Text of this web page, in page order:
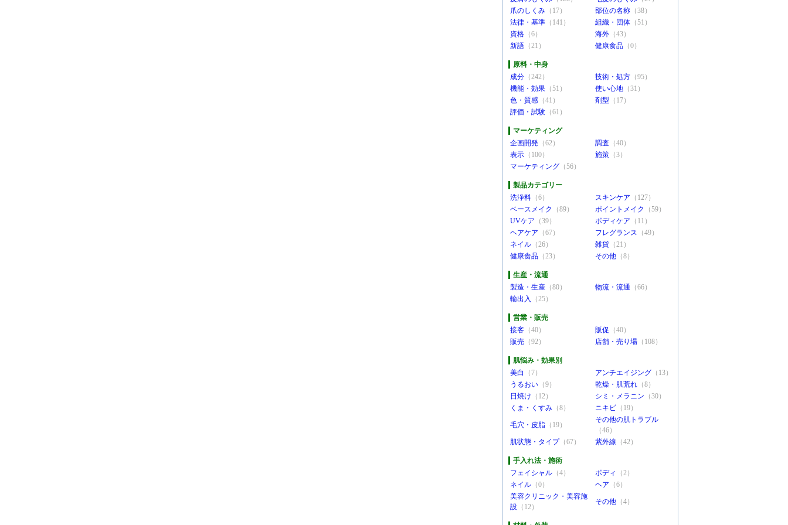
爪のしくみ （17） 部位の名称 （38）
法律・基準 （141） 組織・団体 （51）
資格 （6） 海外 （43）
新語 （21） 健康食品 （0）
原料・中身
成分 （242） 技術・処方 （95）
機能・効果 （51） 使い心地 （31）
色・質感 （41） 剤型 （17）
評価・試験 （61）
マーケティング
企画開発 （62） 調査 （40）
表示 （100） 施策 （3）
マーケティング （56）
製品カテゴリー
洗浄料 （6） スキンケア （127）
ベースメイク
（89） ポイントメイク
（59）
UVケア （39） ボディケア （11）
ヘアケア （67） フレグランス （49）
ネイル （26） 雑貨 （21）
健康食品 （23） その他 （8）
生産・流通
製造・生産 （80） 物流・流通 （66）
輸出入
（25）
営業・販売
接客 （40） 販促 （40）
販売 （92） 店舗・売り場 （108）
肌悩み・効果別
美白
（7） アンチエイジング （13）
うるおい （9） 乾燥・肌荒れ （8）
日焼け （12） シミ・メラニン （30）
くま・くすみ （8） ニキビ （19）
毛穴・皮脂 （19）
その他の肌トラブル
（46）
肌状態・タイプ（67） 紫外線 （42）
手入れ法・施術
フェイシャル （4） ボディ
（2）
ネイル （0） ヘア （6）
美容クリニック・美容施
設 （12）
その他 （4）